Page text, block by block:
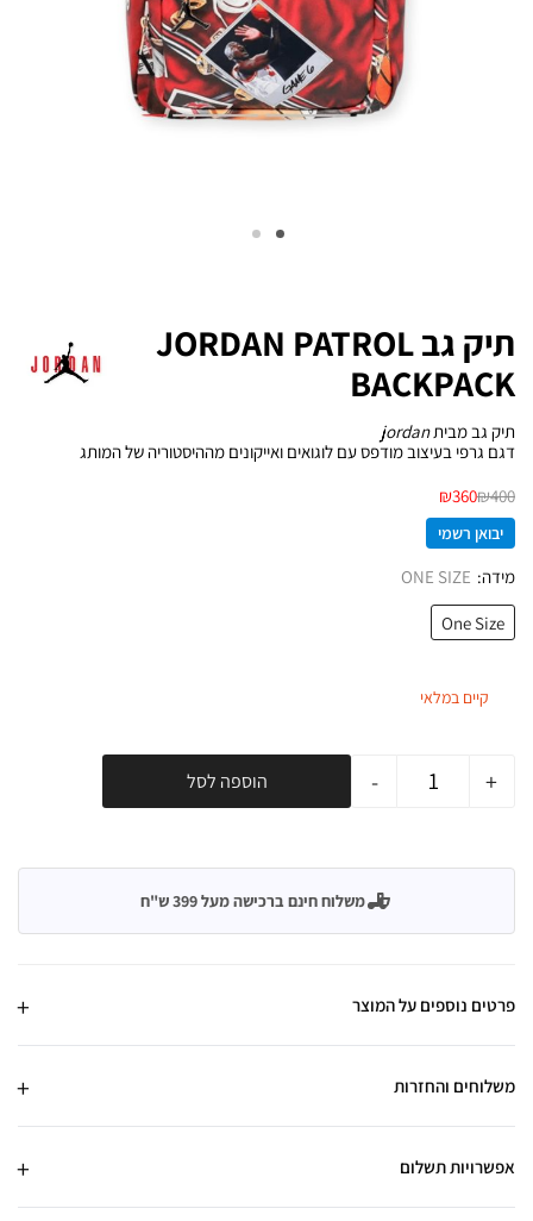
תיק גב JORDAN PATROL
BACKPACK
תיק גב מביתjordan
דגם גרפי בעיצוב מודפס עם לוגואים ואייקונים מההיסטוריה של המותג
₪400
₪360
יבואן רשמי
מידה ONE SIZE
One Size
קיים במלאי
- + הוספה לסל
משלוח חינם ברכישה מעל 399 ש"ח
פרטים נוספים על המוצר
משלוחים והחזרות
אפשרויות תשלום